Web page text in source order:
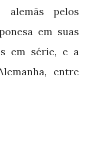
alemãs pelos
em suas
em série, e a
entre